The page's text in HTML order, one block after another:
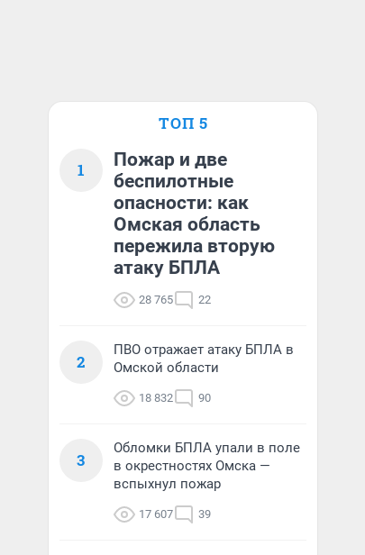
ТОП 5
1
Пожар и две
беспилотные
опасности: как
Омская область
пережила вторую
атаку БПЛА
28 765 22
2
ПВО отражает атаку БПЛА в
Омской области
18 832 90
3
Обломки БПЛА упали в поле
в окрестностях Омска —
вспыхнул пожар
17 607 39